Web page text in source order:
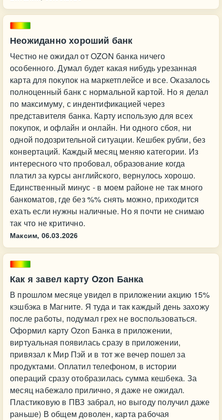
Неожиданно хороший банк
Честно не ожидал от OZON банка ничего
особенного. Думал будет какая нибудь урезанная
карта для покупок на маркетплейсе и все. Оказалось
полноценный банк с нормальной картой. Но я делал
по максимуму, с индентификацией через
представителя банка. Карту использую для всех
покупок, и офлайн и онлайн. Ни одного сбоя, ни
одной подозрительной ситуации. Кешбек рубли, без
конвертаций. Каждый месяц меняю категории. Из
интересного что пробовал, образование когда
платил за курсы английского, вернулось хорошо.
Единственный минус - в моем районе не так много
банкоматов, где без %% снять можно, приходится
ехать если нужны наличные. Но я почти не снимаю
так что не критично.
Максим, 06.03.2026
Как я завел карту Ozon Банка
В прошлом месяце увидел в приложении акцию 15%
кэшбэка в Магните. Я туда и так каждый день захожу
после работы, подумал грех не воспользоваться.
Оформил карту Ozon Банка в приложении,
виртуальная появилась сразу в приложении,
привязал к Мир Пэй и в тот же вечер пошел за
продуктами. Оплатил телефоном, в истории
операций сразу отобразилась сумма кешбека. За
месяц набежало прилично, я даже не ожидал.
Пластиковую в ПВЗ забрал, но выгоду получил даже
раньше) В общем доволен, карта рабочая